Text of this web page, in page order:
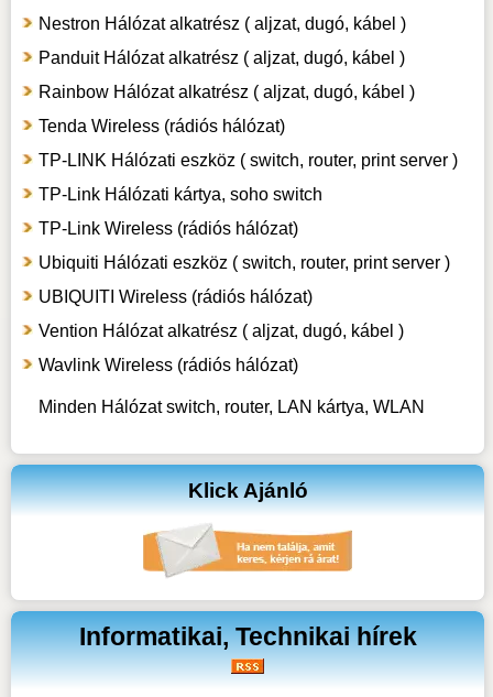
Nestron Hálózat alkatrész ( aljzat, dugó, kábel )
Panduit Hálózat alkatrész ( aljzat, dugó, kábel )
Rainbow Hálózat alkatrész ( aljzat, dugó, kábel )
Tenda Wireless (rádiós hálózat)
TP-LINK Hálózati eszköz ( switch, router, print server )
TP-Link Hálózati kártya, soho switch
TP-Link Wireless (rádiós hálózat)
Ubiquiti Hálózati eszköz ( switch, router, print server )
UBIQUITI Wireless (rádiós hálózat)
Vention Hálózat alkatrész ( aljzat, dugó, kábel )
Wavlink Wireless (rádiós hálózat)
Minden Hálózat switch, router, LAN kártya, WLAN
Klick Ajánló
Informatikai, Technikai hírek